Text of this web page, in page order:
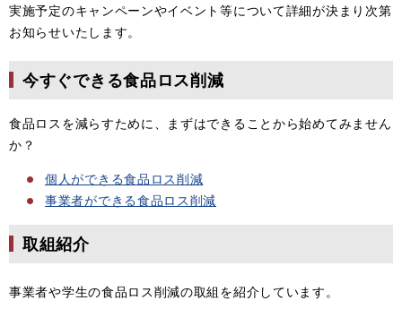
実施予定のキャンペーンやイベント等について詳細が決まり次第
お知らせいたします。
今すぐできる食品ロス削減
食品ロスを減らすために、まずはできることから始めてみません
か？
個人ができる食品ロス削減
事業者ができる食品ロス削減
取組紹介
事業者や学生の食品ロス削減の取組を紹介しています。